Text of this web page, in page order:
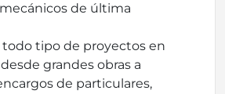
de última
todo tipo de proyectos en
grandes obras a
de particulares,